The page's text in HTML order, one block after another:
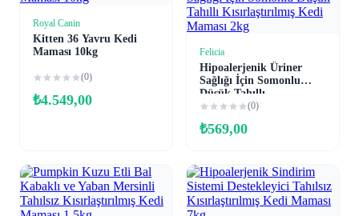
Sepete Ekle
Royal Canin
Kitten 36 Yavru Kedi
Maması 10kg
(0)
₺4.549,00
Felicia
Hipoalerjenik Üriner
Sağlığı İçin Somonlu
Düşük Tahıllı
Kısırlaştırılmış Kedi
(0)
₺569,00